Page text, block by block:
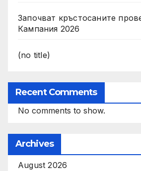
Започват кръстосаните
Кампания 2026
(no title)
Recent Comments
No comments to show.
Archives
August 2026